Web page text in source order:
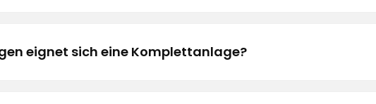
eignet sich eine Komplettanlage?